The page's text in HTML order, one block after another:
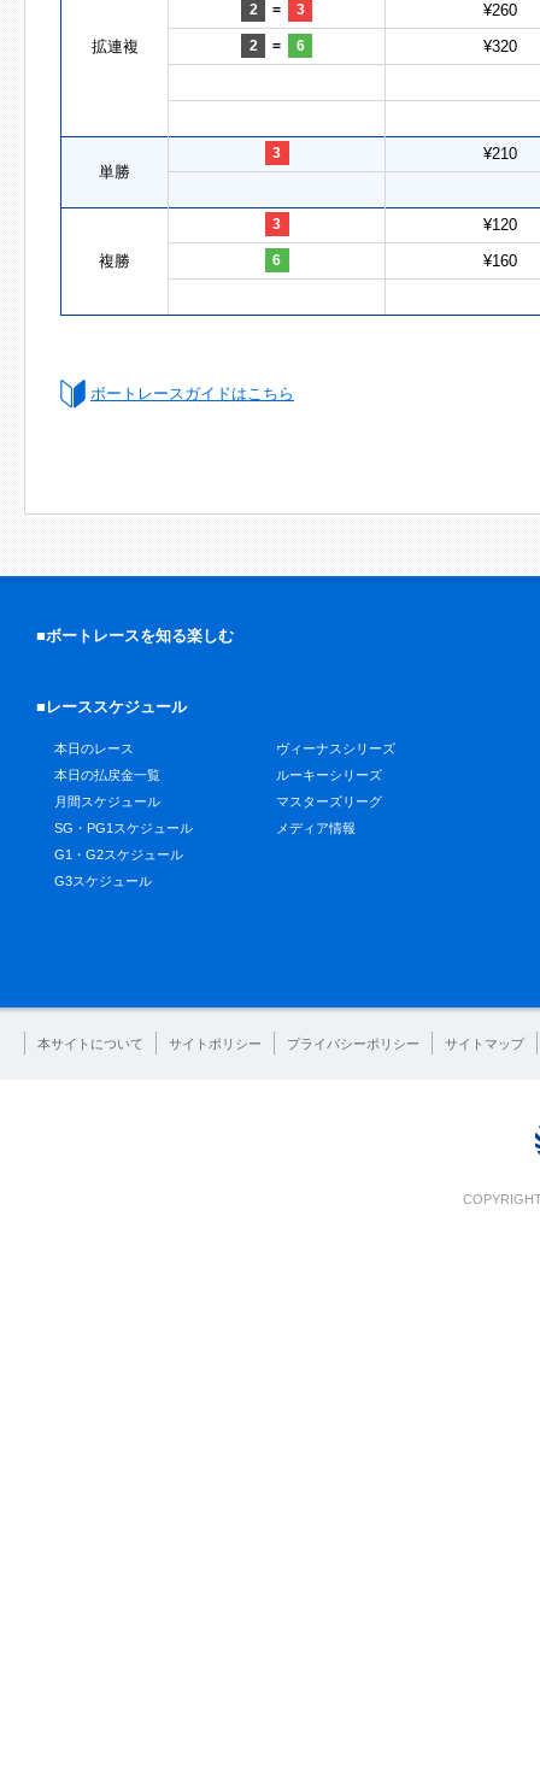
拡連複
2 = 3 ¥260
2 = 6 ¥320
単勝
3 ¥210
複勝
3 ¥120
6 ¥160
ボートレースガイドはこちら
■ボートレースを知る楽しむ
■レーススケジュール
本日のレース
本日の払戻金一覧
月間スケジュール
SG・PG1スケジュール
G1・G2スケジュール
G3スケジュール
ヴィーナスシリーズ
ルーキーシリーズ
マスターズリーグ
メディア情報
本サイトについて サイトポリシー プライバシーポリシー サイトマップ